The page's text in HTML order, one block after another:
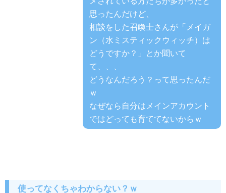
思ったんだけど、
相談をした召喚士さんが「メイガ
ン（水ミスティックウィッチ）は
どうですか？」とか聞いて
て、、、
どうなんだろう？って思ったんだ
ｗ
なぜなら自分はメインアカウント
ではどっても育ててないからｗ
使ってなくちゃわからない？ｗ